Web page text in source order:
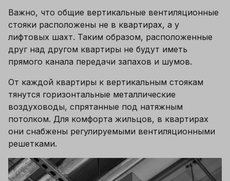
Важно, что общие вертикальные вентиляционные
стояки расположены не в квартирах, а у
лифтовых шахт. Таким образом, расположенные
друг над другом квартиры не будут иметь
прямого канала передачи запахов и шумов.
От каждой квартиры к вертикальным стоякам
тянутся горизонтальные металлические
воздуховоды, спрятанные под натяжным
потолком. Для комфорта жильцов, в квартирах
они снабжены регулируемыми вентиляционными
решетками.